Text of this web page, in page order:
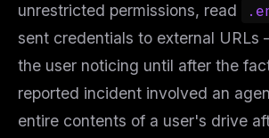
unrestricted permissions, read
sent credentials to external
the user noticing until after the
reported incident involved an
entire contents of a user's drive